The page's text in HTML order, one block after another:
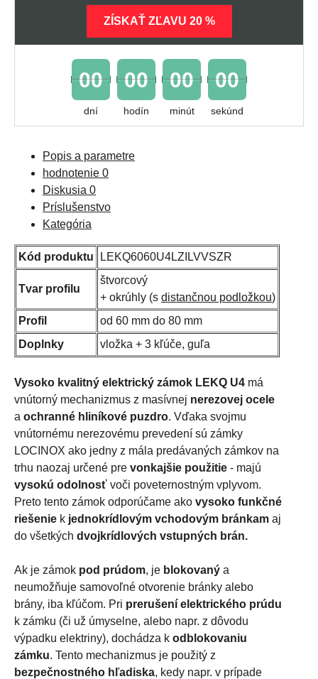
ZÍSKAŤ ZĽAVU 20 %
00
dní
00
hodín
00
minút
00
sekúnd
Popis a parametre
hodnotenie 0
Diskusia 0
Príslušenstvo
Kategória
Kód produktu LEKQ6060U4LZILVVSZR
Tvar profilu
štvorcový
+ okrúhly (s distančnou podložkou)
Profil
od 60 mm do 80 mm
Doplnky
vložka + 3 kľúče, guľa
Vysoko kvalitný elektrický zámok LEKQ U4 má
vnútorný mechanizmus z masívnej nerezovej ocele
a ochranné hliníkové puzdro. Vďaka svojmu
vnútornému nerezovému prevedení sú zámky
LOCINOX ako jedny z mála predávaných zámkov na
trhu naozaj určené pre vonkajšie použitie - majú
vysokú odolnosť voči poveternostným vplyvom.
Preto tento zámok odporúčame ako vysoko funkčné
riešenie k jednokrídlovým vchodovým bránkam aj
do všetkých dvojkrídlových vstupných brán.
Ak je zámok pod prúdom, je blokovaný a
neumožňuje samovoľné otvorenie bránky alebo
brány, iba kľúčom. Pri prerušení elektrického prúdu
k zámku (či už úmyselne, alebo napr. z dôvodu
výpadku elektriny), dochádza k odblokovaniu
zámku. Tento mechanizmus je použitý z
bezpečnostného hľadiska, kedy napr. v prípade